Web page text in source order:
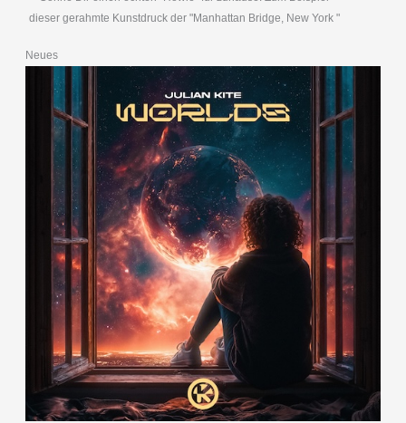
dieser gerahmte Kunstdruck der "Manhattan Bridge, New York "
Neues